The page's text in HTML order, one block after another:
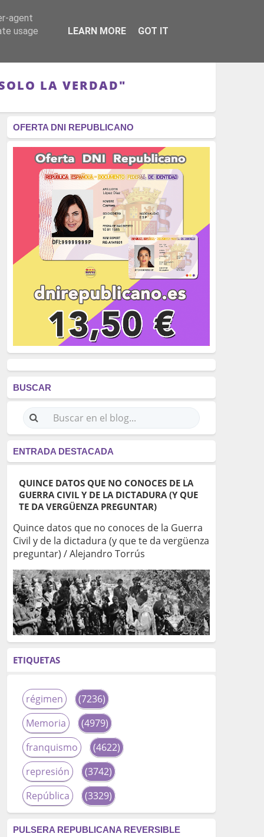
RÉGIMEN - MONARQUÍA
LA VERDAD"
OFERTA DNI REPUBLICANO
BUSCAR
ENTRADA DESTACADA
QUINCE DATOS QUE NO CONOCES DE LA
GUERRA CIVIL Y DE LA DICTADURA (Y QUE
TE DA VERGÜENZA PREGUNTAR)
Quince datos que no conoces de la Guerra
Civil y de la dictadura (y que te da vergüenza
preguntar) / Alejandro Torrús
ETIQUETAS
régimen
(7236)
Memoria
(4979)
franquismo
(4622)
represión
(3742)
República
(3329)
PULSERA REPUBLICANA REVERSIBLE
agent
usage
LEARN MORE GOT IT